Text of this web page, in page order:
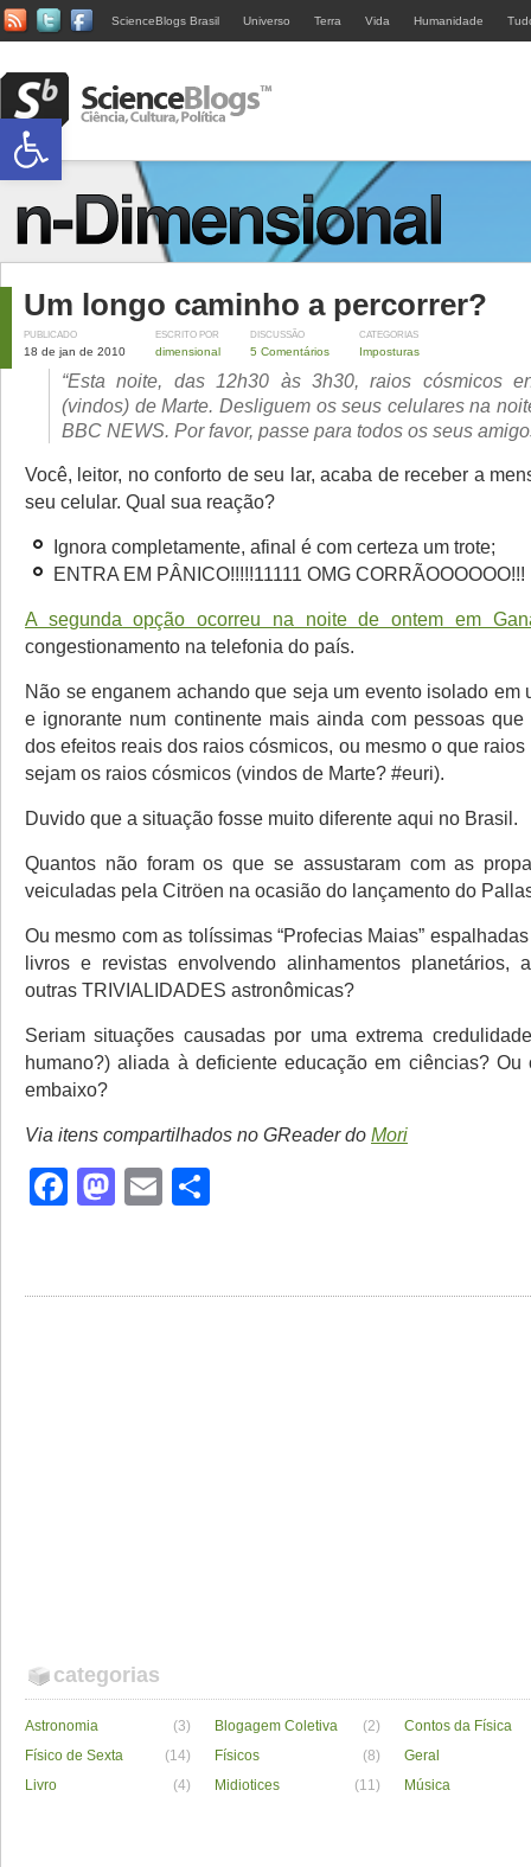
ScienceBlogs Brasil Universo Terra Vida Humanidade
Um longo caminho a percorrer?
PUBLICADO
18 de jan de 2010
ESCRITO POR
dimensional
DISCUSSÃO
5 Comentários
CATEGORIAS
Imposturas
“Esta noite, das 12h30 às 3h30, raios cósmicos
(vindos) de Marte. Desliguem os seus celulares na
BBC NEWS. Por favor, passe para todos os seus
Você, leitor, no conforto de seu lar, acaba de receber a
seu celular. Qual sua reação?
Ignora completamente, afinal é com certeza um trote;
ENTRA EM PÂNICO!!!!!11111 OMG CORRÃOOOOOO!!!
A segunda opção ocorreu na noite de ontem em
congestionamento na telefonia do país.
Não se enganem achando que seja um evento isolado em
e ignorante num continente mais ainda com pessoas
dos efeitos reais dos raios cósmicos, ou mesmo o que
sejam os raios cósmicos (vindos de Marte? #euri).
Duvido que a situação fosse muito diferente aqui no Brasil.
Quantos não foram os que se assustaram com as
veiculadas pela Citröen na ocasião do lançamento do
Ou mesmo com as tolíssimas “Profecias Maias” espalhadas
livros e revistas envolvendo alinhamentos planetários,
outras TRIVIALIDADES astronômicas?
Seriam situações causadas por uma extrema
humano?) aliada à deficiente educação em ciências?
embaixo?
Via itens compartilhados no GReader do Mori
Facebook
Mastodon
Email
categorias
Astronomia (3) Blogagem Coletiva (2)
Contos da Física
Físico de Sexta
(14) Físicos (8)
Geral
Livro
(4) Midiotices (11) Música
Abrir a barra de ferramentas